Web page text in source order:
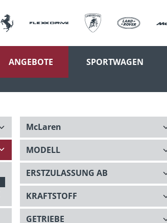
ANGEBOTE SPORTWAGEN